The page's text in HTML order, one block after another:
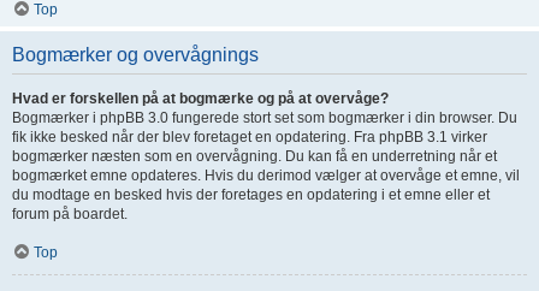
Top
Bogmærker og overvågnings
Hvad er forskellen på at bogmærke og på at overvåge?
Bogmærker i phpBB 3.0 fungerede stort set som bogmærker i din browser. Du
fik ikke besked når der blev foretaget en opdatering. Fra phpBB 3.1 virker
bogmærker næsten som en overvågning. Du kan få en underretning når et
bogmærket emne opdateres. Hvis du derimod vælger at overvåge et emne, vil
du modtage en besked hvis der foretages en opdatering i et emne eller et
forum på boardet.
Top